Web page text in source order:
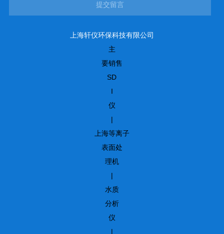
提交留言
上海轩仪环保科技有限公司
主
要销售
SD
I
仪
|
上海等离子
表面处
理机
|
水质
分析
仪
|